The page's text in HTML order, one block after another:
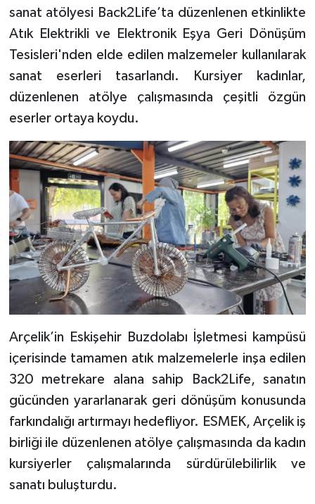
sanat atölyesi Back2Life’ta düzenlenen etkinlikte
Atık Elektrikli ve Elektronik Eşya Geri Dönüşüm
Tesisleri'nden elde edilen malzemeler kullanılarak
sanat eserleri tasarlandı. Kursiyer kadınlar,
düzenlenen atölye çalışmasında çeşitli özgün
eserler ortaya koydu.
Arçelik’in Eskişehir Buzdolabı İşletmesi kampüsü
içerisinde tamamen atık malzemelerle inşa edilen
320 metrekare alana sahip Back2Life, sanatın
gücünden yararlanarak geri dönüşüm konusunda
farkındalığı artırmayı hedefliyor. ESMEK, Arçelik iş
birliği ile düzenlenen atölye çalışmasında da kadın
kursiyerler çalışmalarında sürdürülebilirlik ve
sanatı buluşturdu.